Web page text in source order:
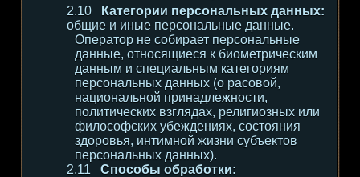
Категории персональных данных:
общие и иные персональные данные.
Оператор не собирает персональные
данные, относящиеся к биометрическим
данным и специальным категориям
персональных данных (о расовой,
национальной принадлежности,
политических взглядах, религиозных или
философских убеждениях, состояния
здоровья, интимной жизни субъектов
персональных данных).
Способы обработки: